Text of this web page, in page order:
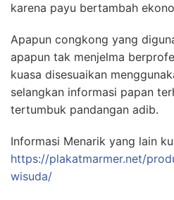
karena payu bertambah
Apapun congkong yang
apapun tak menjelma
kuasa disesuaikan
selangkan informasi papan
tertumbuk pandangan adib.
Informasi Menarik yang lain
https://plakatmarmer.net/
wisuda/